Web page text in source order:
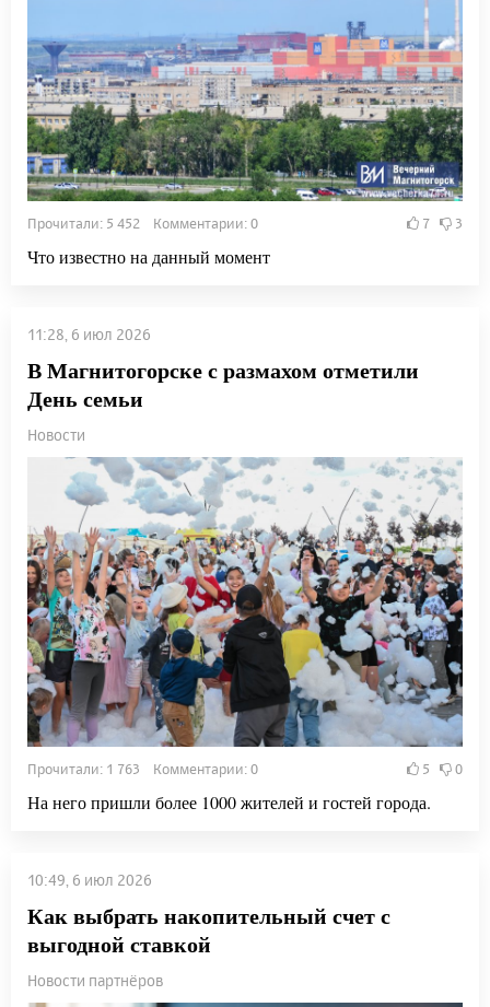
Прочитали: 5 452 Комментарии: 0 7 3
Что известно на данный момент
11:28, 6 июл 2026
В Магнитогорске с размахом отметили
День семьи
Новости
Прочитали: 1 763 Комментарии: 0 5 0
На него пришли более 1000 жителей и гостей города.
10:49, 6 июл 2026
Как выбрать накопительный счет с
выгодной ставкой
Новости партнёров